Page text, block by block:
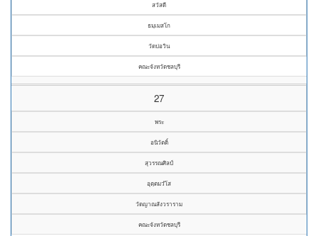
สวัสดี
ธมฺเมสโก
วัดบ่อวิน
คณะจังหวัดชลบุรี
27
พระ
อนิวัตติ์
สุวรรณศิลป์
อุตฺตมวํโส
วัดญาณสังวราราม
คณะจังหวัดชลบุรี